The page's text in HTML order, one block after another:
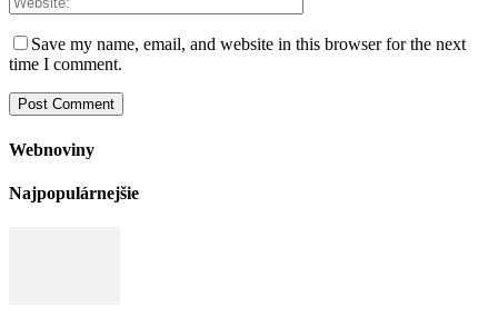
Save my name, email, and website in this browser for the next
time I comment.
Webnoviny
Najpopulárnejšie